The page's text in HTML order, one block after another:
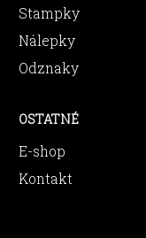
Stampky
Nálepky
Odznaky
OSTATNÉ
E-shop
Kontakt